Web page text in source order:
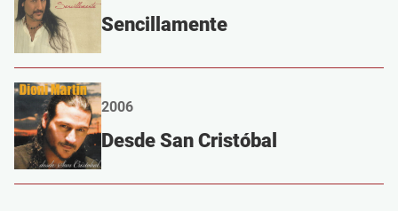
Sencillamente
2006
Desde San Cristóbal